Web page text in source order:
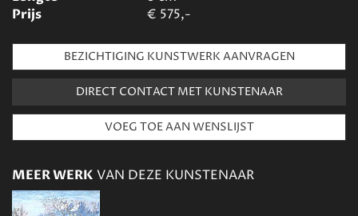
Prijs
€ 575,-
BEZICHTIGING KUNSTWERK AANVRAGEN
DIRECT CONTACT MET KUNSTENAAR
MEER WERK VAN DEZE KUNSTENAAR